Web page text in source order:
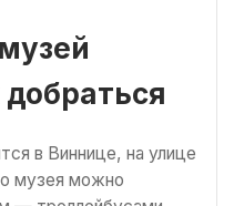
в Виннице, на улице
музея можно